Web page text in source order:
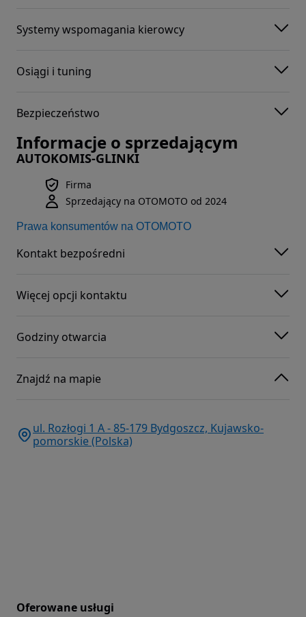
Systemy wspomagania kierowcy
Osiągi i tuning
Bezpieczeństwo
Informacje o sprzedającym
AUTOKOMIS-GLINKI
Firma
Sprzedający na OTOMOTO od 2024
Prawa konsumentów na OTOMOTO
Kontakt bezpośredni
Więcej opcji kontaktu
Godziny otwarcia
Znajdź na mapie
ul. Rozłogi 1 A - 85-179 Bydgoszcz, Kujawsko-
pomorskie (Polska)
Oferowane usługi